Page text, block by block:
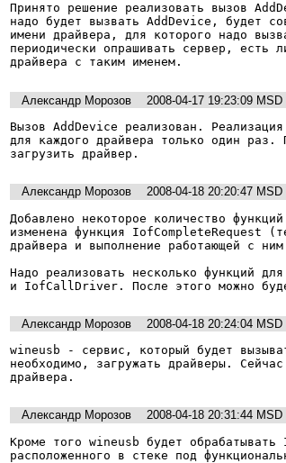
Принято решение реализовать вызов
надо будет вызвать AddDevice, будет
имени драйвера, для которого надо
периодически опрашивать сервер, есть
драйвера с таким именем.
Александр Морозов
2008-04-17 19:23:09 MSD
Вызов AddDevice реализован.
для каждого драйвера только один раз.
загрузить драйвер.
Александр Морозов
2008-04-18 20:20:47 MSD
Добавлено некоторое количество
изменена функция IofCompleteRequest
драйвера и выполнение работающей с
Надо реализовать несколько функций
Александр Морозов
2008-04-18 20:24:04 MSD
wineusb - сервис, который будет
необходимо, загружать драйверы.
драйвера.
Александр Морозов
2008-04-18 20:31:44 MSD
Кроме того wineusb будет обрабатывать
расположенного в стеке под